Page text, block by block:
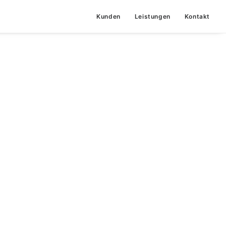
Kunden Leistungen Kontakt